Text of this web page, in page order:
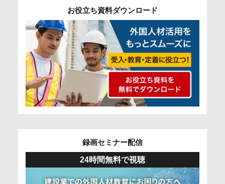
お役立ち資料ダウンロード
録画セミナー配信
24時間無料で視聴